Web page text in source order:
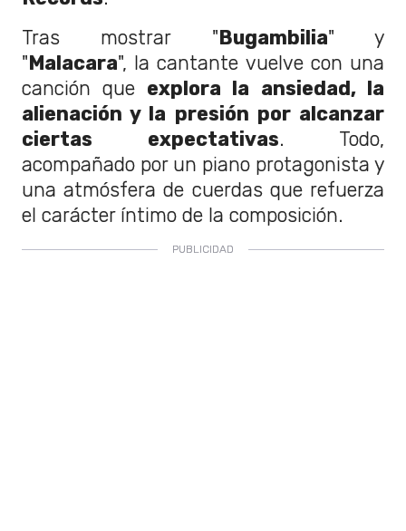
Tras mostrar "Bugambilia" y
"Malacara", la cantante vuelve con una
canción que explora la ansiedad, la
alienación y la presión por alcanzar
ciertas expectativas. Todo,
acompañado por un piano protagonista y
una atmósfera de cuerdas que refuerza
el carácter íntimo de la composición.